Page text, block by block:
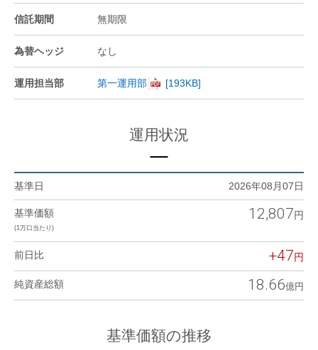
信託期間 無期限
為替ヘッジ なし
運用担当部 第一運用部
運用状況
基準日 2026年08月07日
基準価額
(1万口当たり)
12,807
前日比 +47
純資産総額 18.66
基準価額の推移